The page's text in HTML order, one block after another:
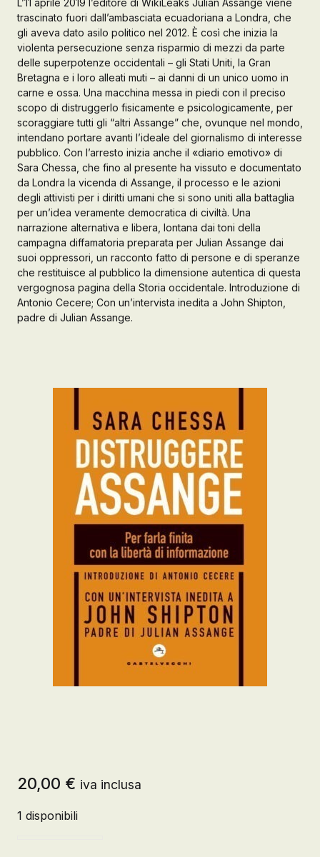
Galleria d’Arte
Contattaci
Registrazione
Creare un account
L’11 aprile 2019 l’editore di WikiLeaks Julian Assange viene
trascinato fuori dall’ambasciata ecuadoriana a Londra, che
gli aveva dato asilo politico nel 2012. È così che inizia la
violenta persecuzione senza risparmio di mezzi da parte
delle superpotenze occidentali – gli Stati Uniti, la Gran
Bretagna e i loro alleati muti – ai danni di un unico uomo in
carne e ossa. Una macchina messa in piedi con il preciso
scopo di distruggerlo fisicamente e psicologicamente, per
scoraggiare tutti gli “altri Assange” che, ovunque nel mondo,
intendano portare avanti l’ideale del giornalismo di interesse
pubblico. Con l’arresto inizia anche il «diario emotivo» di
Sara Chessa, che fino al presente ha vissuto e documentato
da Londra la vicenda di Assange, il processo e le azioni
degli attivisti per i diritti umani che si sono uniti alla battaglia
per un’idea veramente democratica di civiltà. Una
narrazione alternativa e libera, lontana dai toni della
campagna diffamatoria preparata per Julian Assange dai
suoi oppressori, un racconto fatto di persone e di speranze
che restituisce al pubblico la dimensione autentica di questa
vergognosa pagina della Storia occidentale. Introduzione di
Antonio Cecere; Con un’intervista inedita a John Shipton,
padre di Julian Assange.
20,00 € iva inclusa
1 disponibili